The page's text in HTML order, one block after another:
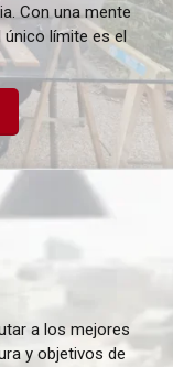
Con una mente
único límite es el
a los mejores
y objetivos de